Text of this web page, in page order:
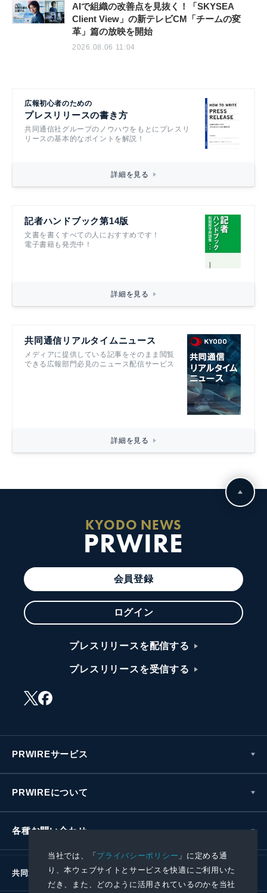
当社では、「プライバシーポリシー 」に定める通
り、本ウェブサイトとサービスを快適にご利用いた
だき、また、どのように活用されているのかを当社
AIで組織の改善点を見抜く！「SKYSEA
Client View」の新テレビCM「チームの変
革」篇の放映を開始
2026.08.06 11:04
広報初心者のための
プレスリリースの書き方
共同通信社グループのノウハウをもとにプレスリ
リースの基本的なポイントを解説！
詳細を見る
記者ハンドブック第14版
文書を書くすべての人におすすめです！
電子書籍も発売中！
詳細を見る
共同通信リアルタイムニュース
メディアに提供している記事をそのまま閲覧
できる広報部門必見のニュース配信サービス
詳細を見る
KYODO NEWS
PRWIRE
会員登録
ログイン
プレスリリースを配信する
プレスリリースを受信する
PRWIREサービス
PRWIREについて
各種お問い合わせ
共同通信社グループ